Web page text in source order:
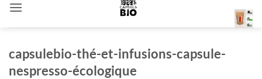
contenu
capsulebio-thé-et-infusions-capsule-
nespresso-écologique